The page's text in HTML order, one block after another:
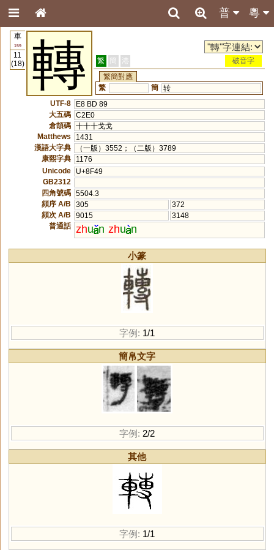
粵
普
車
159
11
(18)
轉 繁 簡 港
破音字
繁簡對應
繁
簡 转
UTF-8
E8 BD 89
大五碼 C2E0
倉頡碼 十十十戈戈
Matthews
1431
漢語大字典
（一版）3552；（二版）3789
康熙字典
1176
Unicode
U+8F49
GB2312
四角號碼 5504.3
頻序 A/B
305
372
頻次 A/B
9015
3148
普通話 zhu n zhu n
小篆
字例: 1/1
簡帛文字
字例: 2/2
其他
字例: 1/1